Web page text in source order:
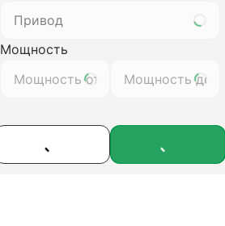
Привод
Мощность